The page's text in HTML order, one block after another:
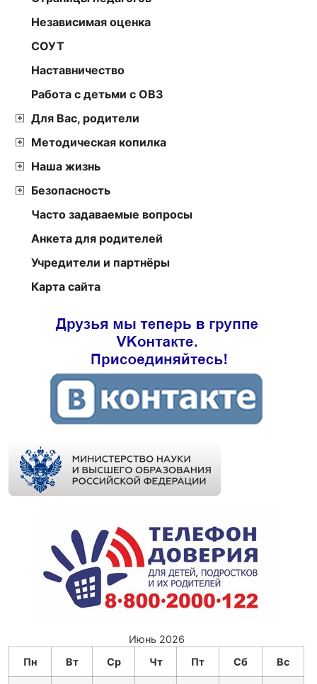
Независимая оценка
СОУТ
Наставничество
Работа с детьми с ОВЗ
Для Вас, родители
Методическая копилка
Наша жизнь
Безопасность
Часто задаваемые вопросы
Анкета для родителей
Учредители и партнёры
Карта сайта
Июнь 2026
Пн
Вт Ср Чт Пт Сб Вс